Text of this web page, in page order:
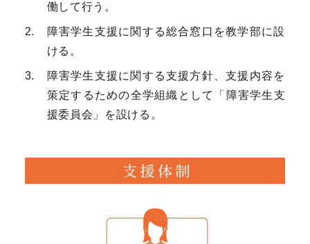
働して行う。
障害学生支援に関する総合窓口を教学部に設
ける。
障害学生支援に関する支援方針、支援内容を
策定するための全学組織として「障害学生支
援委員会」を設ける。